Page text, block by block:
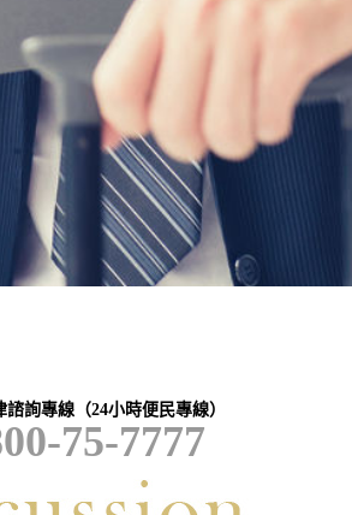
諮詢專線（24小時便民專線）
75-7777